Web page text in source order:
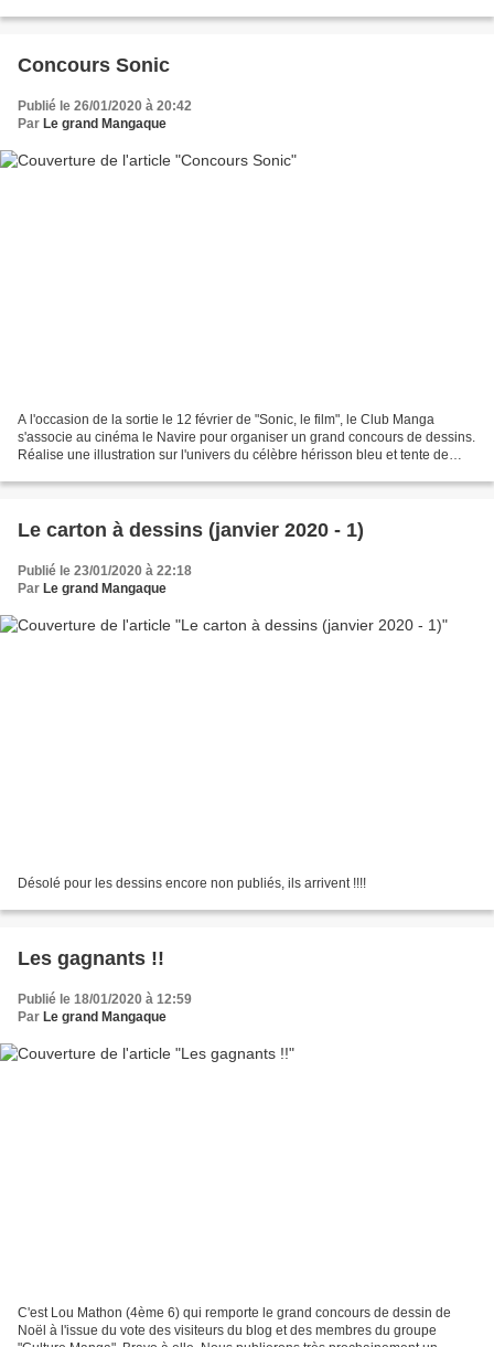
Concours Sonic
Publié le 26/01/2020 à 20:42
Par Le grand Mangaque
A l'occasion de la sortie le 12 février de "Sonic, le film", le Club Manga
s'associe au cinéma le Navire pour organiser un grand concours de dessins.
Réalise une illustration sur l'univers du célèbre hérisson bleu et tente de
Le carton à dessins (janvier 2020 - 1)
Publié le 23/01/2020 à 22:18
Par Le grand Mangaque
Désolé pour les dessins encore non publiés, ils arrivent !!!!
Les gagnants !!
Publié le 18/01/2020 à 12:59
Par Le grand Mangaque
C'est Lou Mathon (4ème 6) qui remporte le grand concours de dessin de
Noël à l'issue du vote des visiteurs du blog et des membres du groupe